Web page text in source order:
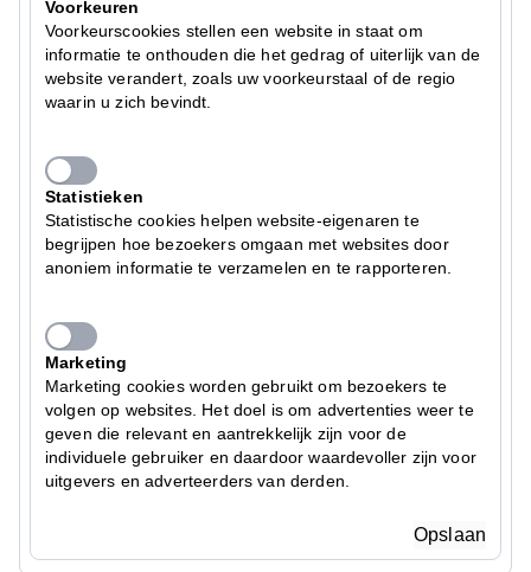
Voorkeuren
Voorkeurscookies stellen een website in staat om
informatie te onthouden die het gedrag of uiterlijk van de
website verandert, zoals uw voorkeurstaal of de regio
waarin u zich bevindt.
Statistieken
Statistische cookies helpen website-eigenaren te
begrijpen hoe bezoekers omgaan met websites door
anoniem informatie te verzamelen en te rapporteren.
Marketing
Marketing cookies worden gebruikt om bezoekers te
volgen op websites. Het doel is om advertenties weer te
geven die relevant en aantrekkelijk zijn voor de
individuele gebruiker en daardoor waardevoller zijn voor
uitgevers en adverteerders van derden.
Opslaan